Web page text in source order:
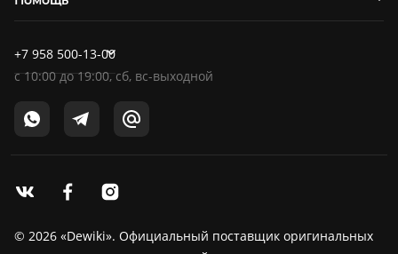
+7 958 500-13-00
c10:00до19:00, сб, вс-выходной
© 2026 «Dewiki». Официальный поставщик оригинальных